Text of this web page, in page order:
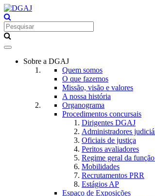
Toggle
navigationSobre a DGAJ
Quem somos
O que fazemos
Missão, visão e valores
A nossa história
Organograma
Procedimentos concursais
Dirigentes DGAJ
Administradores
Oficiais de justiça
Peritos avaliadores
Regime geral da
Mobilidades
Recrutamentos PRR
Estágios AP
Espaço de Exposições